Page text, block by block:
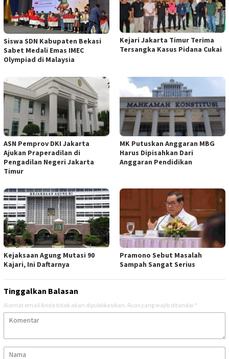
Siswa SDN Kabupaten Bekasi
Sabet Medali Emas IMEC
Olympiad di Malaysia
Kejari Jakarta Timur Terima
Tersangka Kasus Pidana Cukai
ASN Pemprov DKI Jakarta
Ajukan Praperadilan di
Pengadilan Negeri Jakarta
Timur
MK Putuskan Anggaran MBG
Harus Dipisahkan Dari
Anggaran Pendidikan
Kejaksaan Agung Mutasi 90
Kajari, Ini Daftarnya
Pramono Sebut Masalah
Sampah Sangat Serius
Tinggalkan Balasan
Alamat email Anda tidak akan dipublikasikan. Ruas yang wajib ditandai *